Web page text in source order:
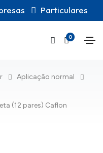
Particulares
0
Aplicação normal
(12 pares) Caflon